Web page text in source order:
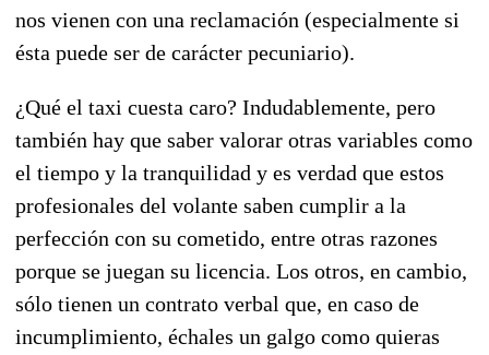
nos vienen con una reclamación (especialmente si
ésta puede ser de carácter pecuniario).
¿Qué el taxi cuesta caro? Indudablemente, pero
también hay que saber valorar otras variables como
el tiempo y la tranquilidad y es verdad que estos
profesionales del volante saben cumplir a la
perfección con su cometido, entre otras razones
porque se juegan su licencia. Los otros, en cambio,
sólo tienen un contrato verbal que, en caso de
incumplimiento, échales un galgo como quieras